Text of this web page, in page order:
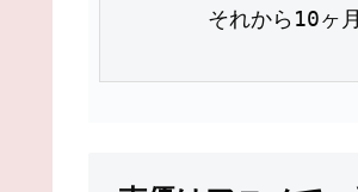
それから10ヶ